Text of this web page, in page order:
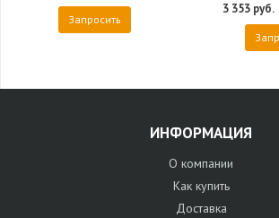
Запросить
3 353 руб.
ИНФОРМАЦИЯ
О компании
Как купить
Доставка